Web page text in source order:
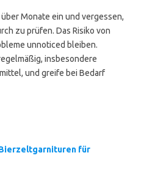
Monate ein und vergessen,
zu prüfen. Das Risiko von
unnoticed bleiben.
insbesondere
und greife bei Bedarf
für